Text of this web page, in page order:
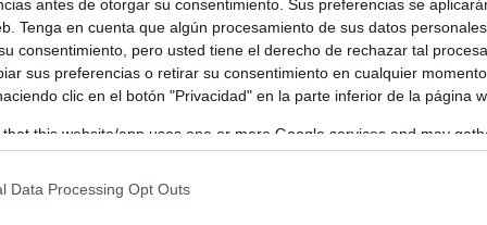
antes de otorgar su consentimiento. Sus preferencias se
Tenga en cuenta que algún procesamiento de sus datos
consentimiento, pero usted tiene el derecho de rechazar tal
sus preferencias o retirar su consentimiento en cualquier
clic en el botón "Privacidad" en la parte inferior de la página
that this website/app uses one or more Google services and may
but not limited to your visit or usage behaviour. You may
consent section.
Data Processing Opt Outs
Torrenueva
alcalde D. Raúl Bravo, ha presentado oficialmente el
, que se celebrará el próximo